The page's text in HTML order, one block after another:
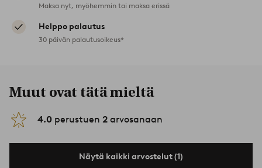
Maksa nyt, myöhemmin tai maksa erissä
Helppo palautus
30 päivän palautusoikeus*
Muut ovat tätä mieltä
4.0 perustuen 2 arvosanaan
Näytä kaikki arvostelut (1)